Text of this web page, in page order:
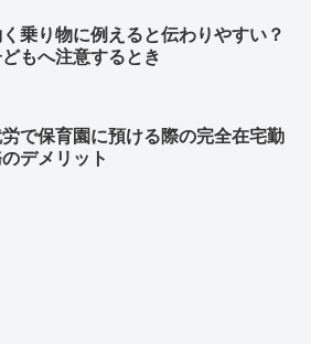
乗り物に例えると伝わりやすい？
もへ注意するとき
で保育園に預ける際の完全在宅勤
デメリット